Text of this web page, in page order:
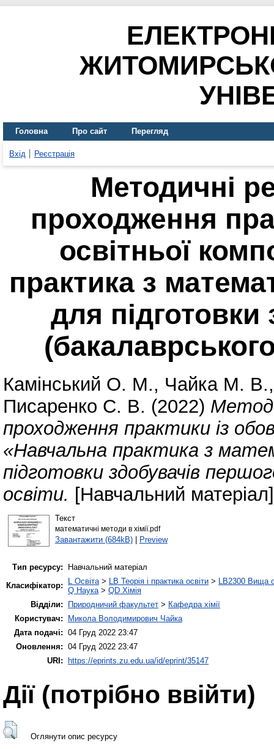
Головна Про сайт Перегляд
Вхід Реєстрація
Методичні
проходження
освітньої
практика з
для
Камінський О. М., Чайка М. В.
Писаренко С. В. (2022)
проходження практики із
«Навчальна практика з
підготовки здобувачів
освіти. [Навчальний матеріал]
Текст
математичні методи в хімії.pdf
Завантажити (684kB)| Preview
Тип ресурсу:
Навчальний матеріал
Класифікатор:
L Освіта> LB Теорія і практика освіти > LB2300 Вища
Q Наука> QD Хімія
Відділи:
Природничий факультет > Кафедра хімії
Користувач:
Микола Володимирович Чайка
Дата подачі: 04 Груд 2022 23:47
Оновлення: 04 Груд 2022 23:47
URI:
https://eprints.zu.edu.ua/id/eprint/35147
Дії ​​(потрібно ввійти)
Оглянути опис ресурсу